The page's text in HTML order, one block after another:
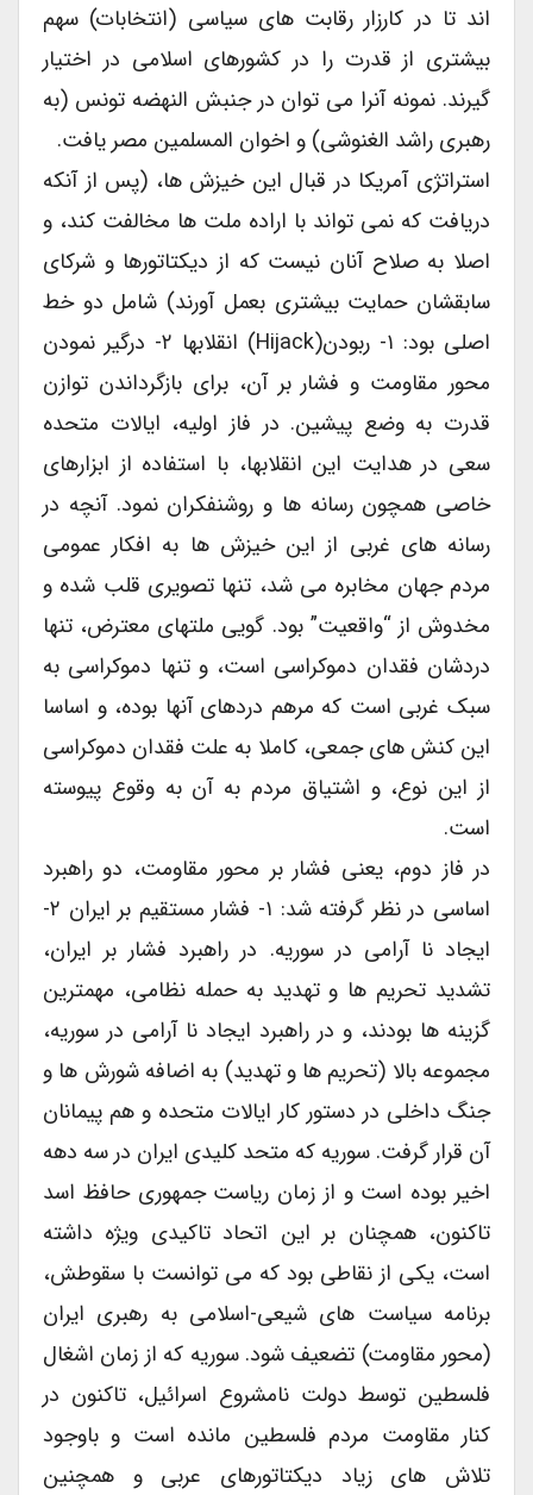
اند تا در کارزار رقابت های سیاسی (انتخابات) سهم
بیشتری از قدرت را در کشورهای اسلامی در اختیار
گیرند. نمونه آنرا می توان در جنبش النهضه تونس (به
رهبری راشد الغنوشی) و اخوان المسلمین مصر یافت.
استراتژی آمریکا در قبال این خیزش ها، (پس از آنکه
دریافت که نمی تواند با اراده ملت ها مخالفت کند، و
اصلا به صلاح آنان نیست که از دیکتاتورها و شرکای
سابقشان حمایت بیشتری بعمل آورند) شامل دو خط
اصلی بود: ۱- ربودن(Hijack) انقلابها ۲- درگیر نمودن
محور مقاومت و فشار بر آن، برای بازگرداندن توازن
قدرت به وضع پیشین. در فاز اولیه، ایالات متحده
سعی در هدایت این انقلابها، با استفاده از ابزارهای
خاصی همچون رسانه ها و روشنفکران نمود. آنچه در
رسانه های غربی از این خیزش ها به افکار عمومی
مردم جهان مخابره می شد، تنها تصویری قلب شده و
مخدوش از “واقعیت” بود. گویی ملتهای معترض، تنها
دردشان فقدان دموکراسی است، و تنها دموکراسی به
سبک غربی است که مرهم دردهای آنها بوده، و اساسا
این کنش های جمعی، کاملا به علت فقدان دموکراسی
از این نوع، و اشتیاق مردم به آن به وقوع پیوسته
است.
در فاز دوم، یعنی فشار بر محور مقاومت، دو راهبرد
اساسی در نظر گرفته شد: ۱- فشار مستقیم بر ایران ۲-
ایجاد نا آرامی در سوریه. در راهبرد فشار بر ایران،
تشدید تحریم ها و تهدید به حمله نظامی، مهمترین
گزینه ها بودند، و در راهبرد ایجاد نا آرامی در سوریه،
مجموعه بالا (تحریم ها و تهدید) به اضافه شورش ها و
جنگ داخلی در دستور کار ایالات متحده و هم پیمانان
آن قرار گرفت. سوریه که متحد کلیدی ایران در سه دهه
اخیر بوده است و از زمان ریاست جمهوری حافظ اسد
تاکنون، همچنان بر این اتحاد تاکیدی ویژه داشته
است، یکی از نقاطی بود که می توانست با سقوطش،
برنامه سیاست های شیعی-اسلامی به رهبری ایران
(محور مقاومت) تضعیف شود. سوریه که از زمان اشغال
فلسطین توسط دولت نامشروع اسرائیل، تاکنون در
کنار مقاومت مردم فلسطین مانده است و باوجود
تلاش های زیاد دیکتاتورهای عربی و همچنین